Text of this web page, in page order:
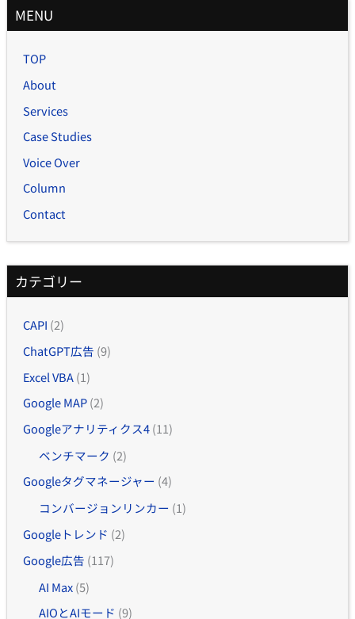
MENU
TOP
About
Services
Case Studies
Voice Over
Column
Contact
カテゴリー
CAPI (2)
ChatGPT広告 (9)
Excel VBA(1)
Google MAP(2)
Googleアナリティクス4(11)
ベンチマーク (2)
Googleタグマネージャー (4)
コンバージョンリンカー (1)
Googleトレンド (2)
Google広告 (117)
AI Max(5)
AIOとAIモード (9)
月
別
記
事